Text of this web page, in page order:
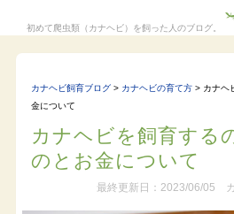
初めて爬虫類（カナヘビ）を飼った人のブログ。
カナヘビ飼育ブログ> カナヘビの育て方> カナヘ
金について
カナヘビを飼育する
のとお金について
最終更新日：2023/06/05